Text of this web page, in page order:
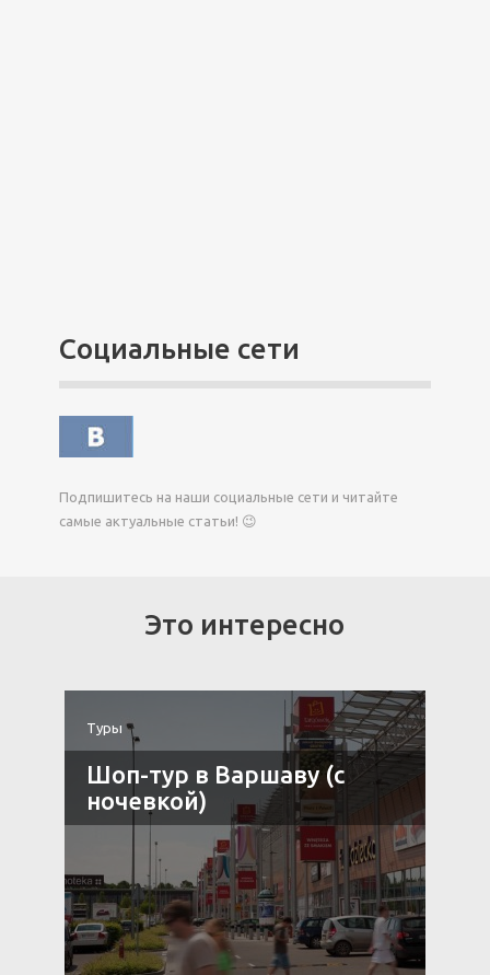
Социальные сети
Подпишитесь на наши социальные сети и читайте
самые актуальные статьи! 😉
Это интересно
Туры
Шоп-тур в Варшаву (с
ночевкой)